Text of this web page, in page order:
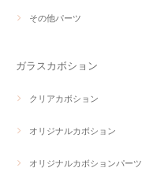
その他パーツ
ガラスカボション
クリアカボション
オリジナルカボション
オリジナルカボションパーツ